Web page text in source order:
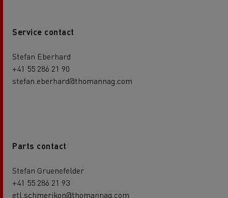
Service contact
Stefan Eberhard
+41 55 286 21 90
stefan.eberhard@thomannag.com
Parts contact
Stefan Gruenefelder
+41 55 286 21 93
etl.schmerikon@thomannag.com